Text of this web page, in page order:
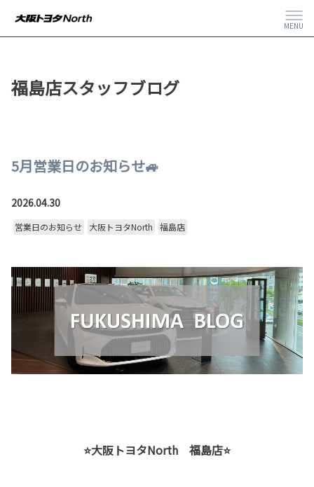
MENU
福島店スタッフブログ
5月営業日のお知らせ🚙
2026.04.30
営業日のお知らせ 大阪トヨタNorth 福島店
⭐大阪トヨタNorth 福島店⭐